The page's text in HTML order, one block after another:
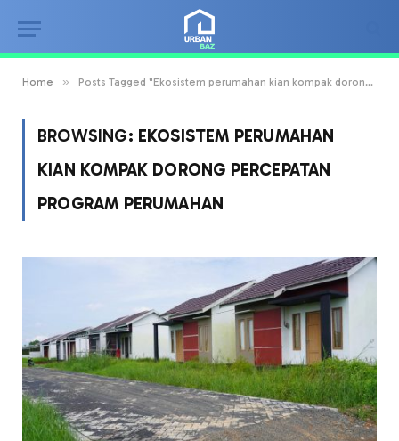
Home » Posts Tagged "Ekosistem perumahan kian kompak dorong percepatan program perumahan"
BROWSING: EKOSISTEM PERUMAHAN
KIAN KOMPAK DORONG PERCEPATAN
PROGRAM PERUMAHAN